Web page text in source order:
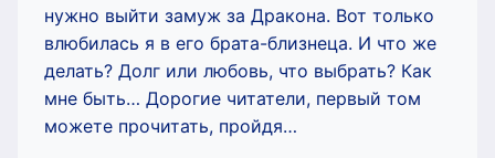
нужно выйти замуж за Дракона. Вот только
влюбилась я в его брата-близнеца. И что же
делать? Долг или любовь, что выбрать? Как
мне быть… Дорогие читатели, первый том
можете прочитать, пройдя…